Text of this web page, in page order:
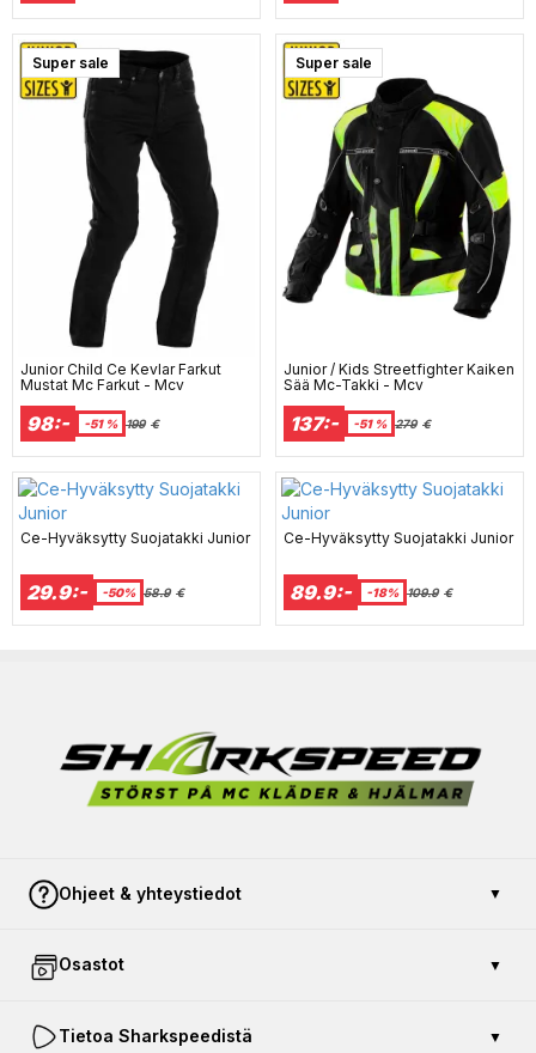
Super sale
Junior Child Ce Kevlar Farkut
Mustat Mc Farkut - Mcv
98:- -51 % 199 €
Super sale
Junior / Kids Streetfighter Kaiken
Sää Mc-Takki - Mcv
137:- -51 % 279 €
Ce-Hyväksytty Suojatakki Junior
29.9:- -50% 58.9 €
Ce-Hyväksytty Suojatakki Junior
89.9:- -18% 109.9 €
Ohjeet & yhteystiedot ▼
Ota yhteyttä
Avoin kauppa
Osastot ▼
Osta lahjakortti
Tietoa Sharkspeedistä ▼